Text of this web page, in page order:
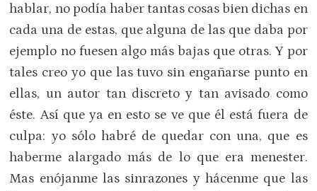
hablar, no podía haber tantas cosas bien dichas en
cada una de estas, que alguna de las que daba por
ejemplo no fuesen algo más bajas que otras. Y por
tales creo yo que las tuvo sin engañarse punto en
ellas, un autor tan discreto y tan avisado como
éste. Así que ya en esto se ve que él está fuera de
culpa: yo sólo habré de quedar con una, que es
haberme alargado más de lo que era menester.
Mas enójanme las sinrazones y hácenme que las